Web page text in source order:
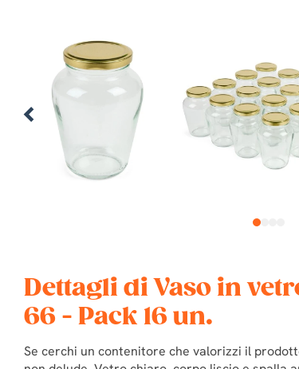
1
Dettagli di Vaso in
66 - Pack 16 un.
Se cerchi un contenitore che valorizzi il